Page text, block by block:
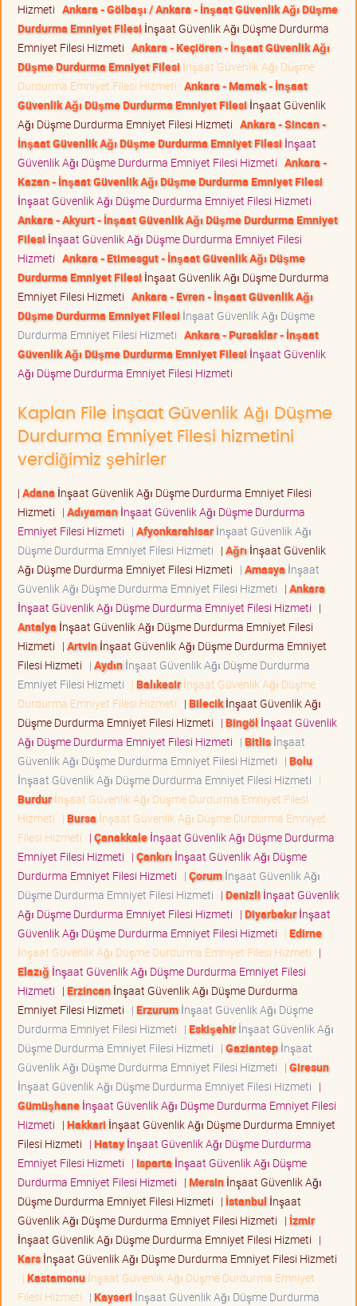
Hizmeti Ankara - Gölbaşı / Ankara - İnşaat Güvenlik Ağı Düşme
Durdurma Emniyet Filesi İnşaat Güvenlik Ağı Düşme Durdurma
Emniyet Filesi Hizmeti Ankara - Keçiören - İnşaat Güvenlik Ağı
Düşme Durdurma Emniyet Filesi İnşaat Güvenlik Ağı Düşme
Durdurma Emniyet Filesi Hizmeti Ankara - Mamak - İnşaat
Güvenlik Ağı Düşme Durdurma Emniyet Filesi İnşaat Güvenlik
Ağı Düşme Durdurma Emniyet Filesi Hizmeti Ankara - Sincan -
İnşaat Güvenlik Ağı Düşme Durdurma Emniyet Filesi İnşaat
Güvenlik Ağı Düşme Durdurma Emniyet Filesi Hizmeti Ankara -
Kazan - İnşaat Güvenlik Ağı Düşme Durdurma Emniyet Filesi
İnşaat Güvenlik Ağı Düşme Durdurma Emniyet Filesi Hizmeti
Ankara - Akyurt - İnşaat Güvenlik Ağı Düşme Durdurma Emniyet
Filesi İnşaat Güvenlik Ağı Düşme Durdurma Emniyet Filesi
Hizmeti Ankara - Etimesgut - İnşaat Güvenlik Ağı Düşme
Durdurma Emniyet Filesi İnşaat Güvenlik Ağı Düşme Durdurma
Emniyet Filesi Hizmeti Ankara - Evren - İnşaat Güvenlik Ağı
Düşme Durdurma Emniyet Filesi İnşaat Güvenlik Ağı Düşme
Durdurma Emniyet Filesi Hizmeti Ankara - Pursaklar - İnşaat
Güvenlik Ağı Düşme Durdurma Emniyet Filesi İnşaat Güvenlik
Ağı Düşme Durdurma Emniyet Filesi Hizmeti
Kaplan File İnşaat Güvenlik Ağı Düşme
Durdurma Emniyet Filesi hizmetini
verdiğimiz şehirler
| Adana İnşaat Güvenlik Ağı Düşme Durdurma Emniyet Filesi
Hizmeti | Adıyamanİnşaat Güvenlik Ağı Düşme Durdurma
Emniyet Filesi Hizmeti | Afyonkarahisarİnşaat Güvenlik Ağı
Düşme Durdurma Emniyet Filesi Hizmeti | Ağrı İnşaat Güvenlik
Ağı Düşme Durdurma Emniyet Filesi Hizmeti | Amasya İnşaat
Güvenlik Ağı Düşme Durdurma Emniyet Filesi Hizmeti | Ankara
İnşaat Güvenlik Ağı Düşme Durdurma Emniyet Filesi Hizmeti |
Antalya İnşaat Güvenlik Ağı Düşme Durdurma Emniyet Filesi
Hizmeti | Artvinİnşaat Güvenlik Ağı Düşme Durdurma Emniyet
Filesi Hizmeti | Aydınİnşaat Güvenlik Ağı Düşme Durdurma
Emniyet Filesi Hizmeti | Balıkesirİnşaat Güvenlik Ağı Düşme
Durdurma Emniyet Filesi Hizmeti | Bilecikİnşaat Güvenlik Ağı
Düşme Durdurma Emniyet Filesi Hizmeti | Bingöl İnşaat Güvenlik
Ağı Düşme Durdurma Emniyet Filesi Hizmeti | Bitlisİnşaat
Güvenlik Ağı Düşme Durdurma Emniyet Filesi Hizmeti | Bolu
İnşaat Güvenlik Ağı Düşme Durdurma Emniyet Filesi Hizmeti |
Burdurİnşaat Güvenlik Ağı Düşme Durdurma Emniyet Filesi
Hizmeti | Bursa İnşaat Güvenlik Ağı Düşme Durdurma Emniyet
Filesi Hizmeti | Çanakkaleİnşaat Güvenlik Ağı Düşme Durdurma
Emniyet Filesi Hizmeti | Çankırı İnşaat Güvenlik Ağı Düşme
Durdurma Emniyet Filesi Hizmeti | Çorumİnşaat Güvenlik Ağı
Düşme Durdurma Emniyet Filesi Hizmeti | Denizli İnşaat Güvenlik
Ağı Düşme Durdurma Emniyet Filesi Hizmeti | Diyarbakırİnşaat
Güvenlik Ağı Düşme Durdurma Emniyet Filesi Hizmeti | Edirne
İnşaat Güvenlik Ağı Düşme Durdurma Emniyet Filesi Hizmeti |
Elazığ İnşaat Güvenlik Ağı Düşme Durdurma Emniyet Filesi
Hizmeti | Erzincanİnşaat Güvenlik Ağı Düşme Durdurma
Emniyet Filesi Hizmeti | Erzurumİnşaat Güvenlik Ağı Düşme
Durdurma Emniyet Filesi Hizmeti | Eskişehirİnşaat Güvenlik Ağı
Düşme Durdurma Emniyet Filesi Hizmeti | Gaziantepİnşaat
Güvenlik Ağı Düşme Durdurma Emniyet Filesi Hizmeti | Giresun
İnşaat Güvenlik Ağı Düşme Durdurma Emniyet Filesi Hizmeti |
Gümüşhaneİnşaat Güvenlik Ağı Düşme Durdurma Emniyet Filesi
Hizmeti | Hakkari İnşaat Güvenlik Ağı Düşme Durdurma Emniyet
Filesi Hizmeti | Hatayİnşaat Güvenlik Ağı Düşme Durdurma
Emniyet Filesi Hizmeti | Isparta İnşaat Güvenlik Ağı Düşme
Durdurma Emniyet Filesi Hizmeti | Mersinİnşaat Güvenlik Ağı
Düşme Durdurma Emniyet Filesi Hizmeti | İstanbul İnşaat
Güvenlik Ağı Düşme Durdurma Emniyet Filesi Hizmeti | İzmir
İnşaat Güvenlik Ağı Düşme Durdurma Emniyet Filesi Hizmeti |
Karsİnşaat Güvenlik Ağı Düşme Durdurma Emniyet Filesi Hizmeti
| Kastamonuİnşaat Güvenlik Ağı Düşme Durdurma Emniyet
Filesi Hizmeti | Kayseri İnşaat Güvenlik Ağı Düşme Durdurma